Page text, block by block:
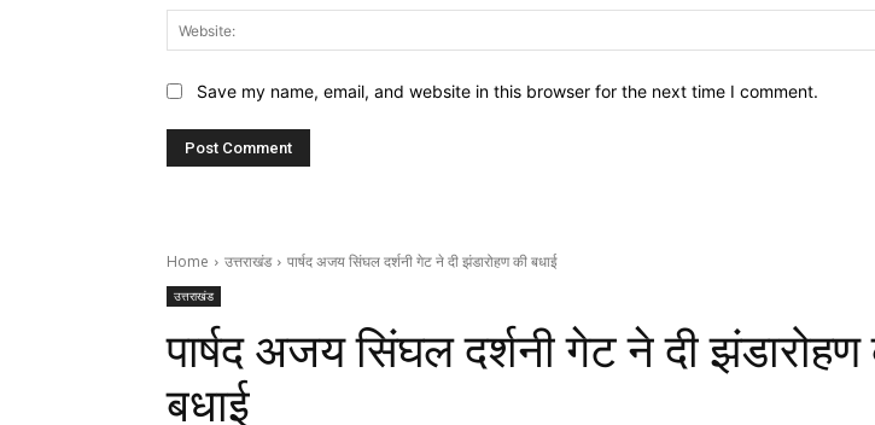
Save my name, email, and website in this browser for the next time I comment.